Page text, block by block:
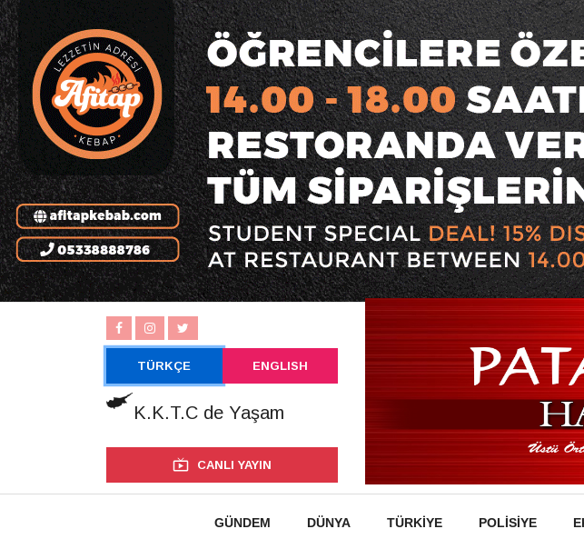
TÜRKÇE ENGLISH
K.K.T.C de Yaşam
CANLI YAYIN
GÜNDEM DÜNYA TÜRKIYE POLISIYE